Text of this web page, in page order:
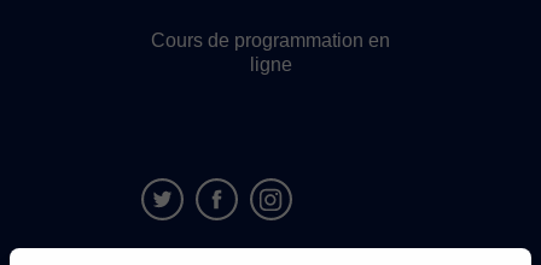
Cours de programmation en
ligne